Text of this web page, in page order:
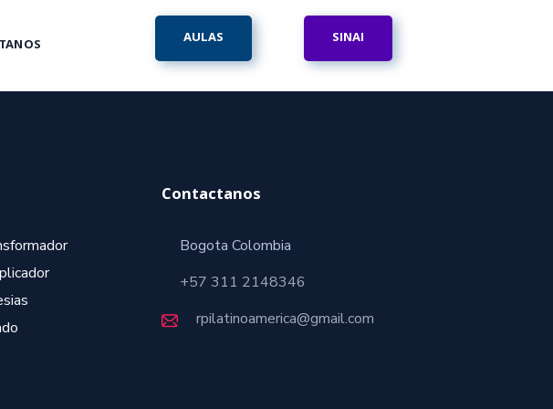
AULAS SINAI
Contactanos
Bogota Colombia
+57 311 2148346
rpilatinoamerica@gmail.com